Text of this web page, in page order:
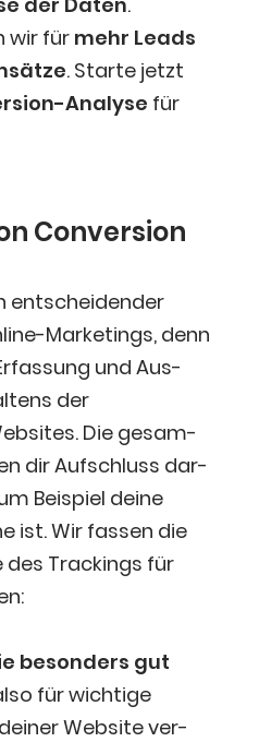
wir für mehr Leads
. Star­te jetzt
Ana­ly­se für
Con­ver­si­on
ent­schei­den­der
Mar­ke­tings, denn
und Aus­
der
Die gesam­
dir Auf­schluss dar­
Bei­spiel dei­ne
ist. Wir fas­sen die
Trackings für
beson­ders gut
für wich­ti­ge
Web­site ver­